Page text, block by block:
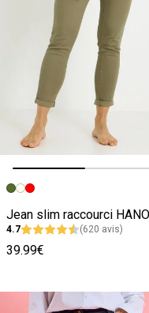
Image précédente
Image suivante
4.7 (620 avis)
39.99€